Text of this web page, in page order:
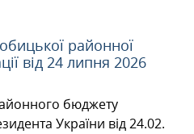
районної
від 24 липня 2026
бюджету
України від 24.02.